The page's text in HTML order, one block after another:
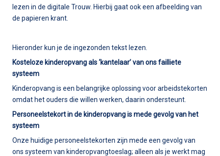
lezen in de digitale Trouw. Hierbij gaat ook een afbeelding van
de papieren krant.
Hieronder kun je de ingezonden tekst lezen.
Kosteloze kinderopvang als ‘kantelaar’ van ons failliete
systeem
Kinderopvang is een belangrijke oplossing voor arbeidstekorten
omdat het ouders die willen werken, daarin ondersteunt.
Personeelstekort in de kinderopvang is mede gevolg van het
systeem
Onze huidige personeelstekorten zijn mede een gevolg van
ons systeem van kinderopvangtoeslag; alleen als je werkt mag